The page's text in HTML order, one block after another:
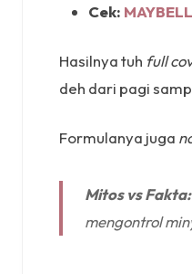
Cek:
Hasilnya tuh full
deh dari pagi
Formulanya juga
Mitos vs Fakta:
mengontrol